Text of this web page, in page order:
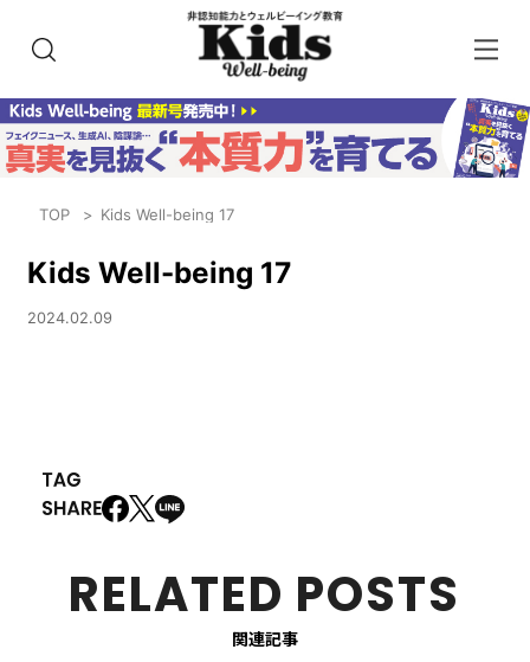
TOP Kids Well-being 17
Kids Well-being 17
2024.02.09
RELATED POSTS
関連記事